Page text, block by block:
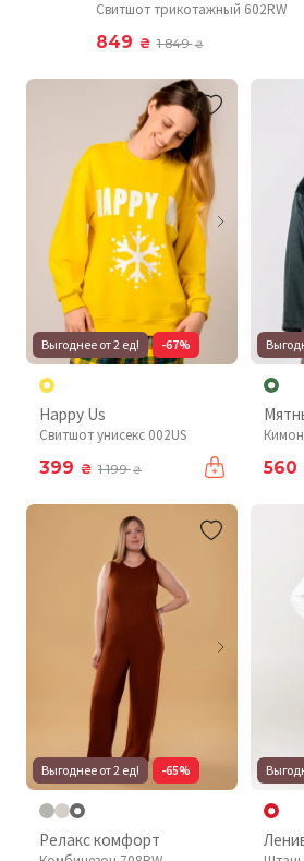
Свитшот трикотажный 602RW
849 ₴ 1 849₴
Выгоднее от 2 ед! -67%
Happy Us
Свитшот унисекс 002US
399 ₴ 1 199₴ 560
Выгоднее от 2 ед! -65%
Релакс комфорт